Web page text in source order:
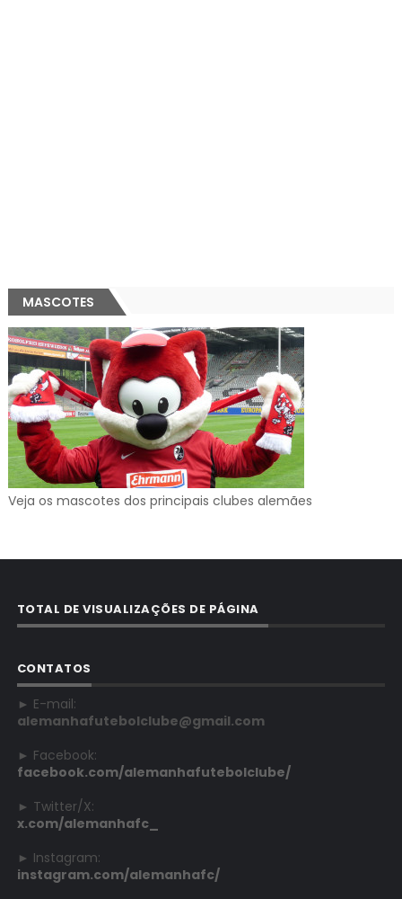
MASCOTES
Veja os mascotes dos principais clubes alemães
TOTAL DE VISUALIZAÇÕES DE PÁGINA
CONTATOS
► E-mail:
alemanhafutebolclube@gmail.com
► Facebook:
facebook.com/alemanhafutebolclube/
► Twitter/X:
x.com/alemanhafc_
► Instagram:
instagram.com/alemanhafc/